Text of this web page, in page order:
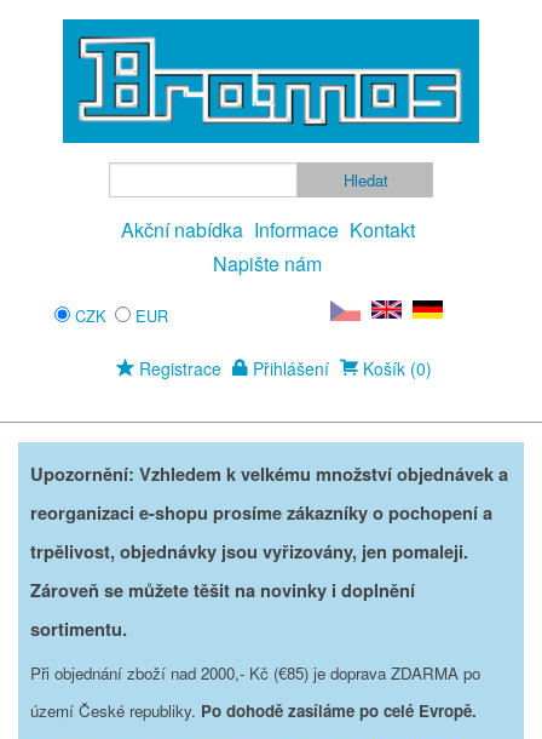
Akční nabídka Informace Kontakt
Napište nám
CZK EUR
Registrace Přihlášení Košík (0)
Upozornění: Vzhledem k velkému množství objednávek a
reorganizaci e-shopu prosíme zákazníky o pochopení a
trpělivost, objednávky jsou vyřizovány, jen pomaleji.
Zároveň se můžete těšit na novinky i doplnění
sortimentu.
Při objednání zboží nad 2000,- Kč (€85) je doprava ZDARMA po
území České republiky. Po dohodě zasíláme po celé Evropě.